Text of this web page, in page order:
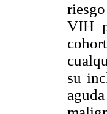
VIH
su